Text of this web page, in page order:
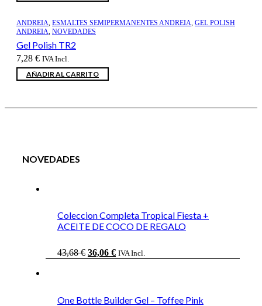
ANDREIA, ESMALTES SEMIPERMANENTES ANDREIA, GEL POLISH
ANDREIA, NOVEDADES
Gel Polish TR2
7,28 € IVA Incl.
AÑADIR AL CARRITO
NOVEDADES
Coleccion Completa Tropical Fiesta +
ACEITE DE COCO DE REGALO
43,68€ El
36,06 €ElIVA Incl.
One Bottle Builder Gel – Toffee Pink